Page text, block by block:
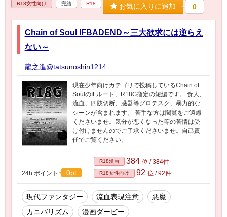
R18女性向け 完結 R18 お気に入りに追加 0
Chain of Soul IFBADEND～三大欲求には逆らえ
ない～
龍之進@tatsunoshin1214
現在少年向けカテゴリで投稿しているChain of
SoulのIFルート、R18G指定の短編です。 食人、
流血、四肢切断、臓器等グロテスク、暴力的な
シーンが含まれます。 苦手な方は閲覧をご遠慮
くださいませ。気分が悪くなった等の苦情は受
け付けませんのでご了承くださいませ。自己責
任でご覧ください。
24h.ポイント 0pt
R18漫画 384 位 / 384件
R18女性向け 92 位 / 92件
現代ファンタジー 流血表現注意
悪魔
カニバリズム
漫画ダービー